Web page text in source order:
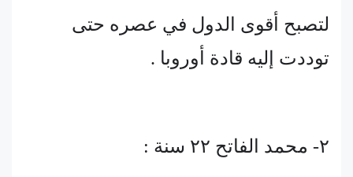
لتصبح أقوى الدول في عصره حتى
توددت إليه قادة أوروبا .
٢- محمد الفاتح ٢٢ سنة :